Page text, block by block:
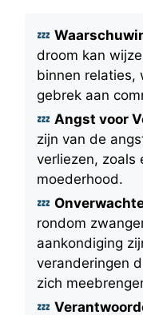
droom kan
binnen relaties,
gebrek aan
Angst voor
zijn van de
verliezen, zoals
moederhood.
rondom
aankondiging
veranderingen
zich